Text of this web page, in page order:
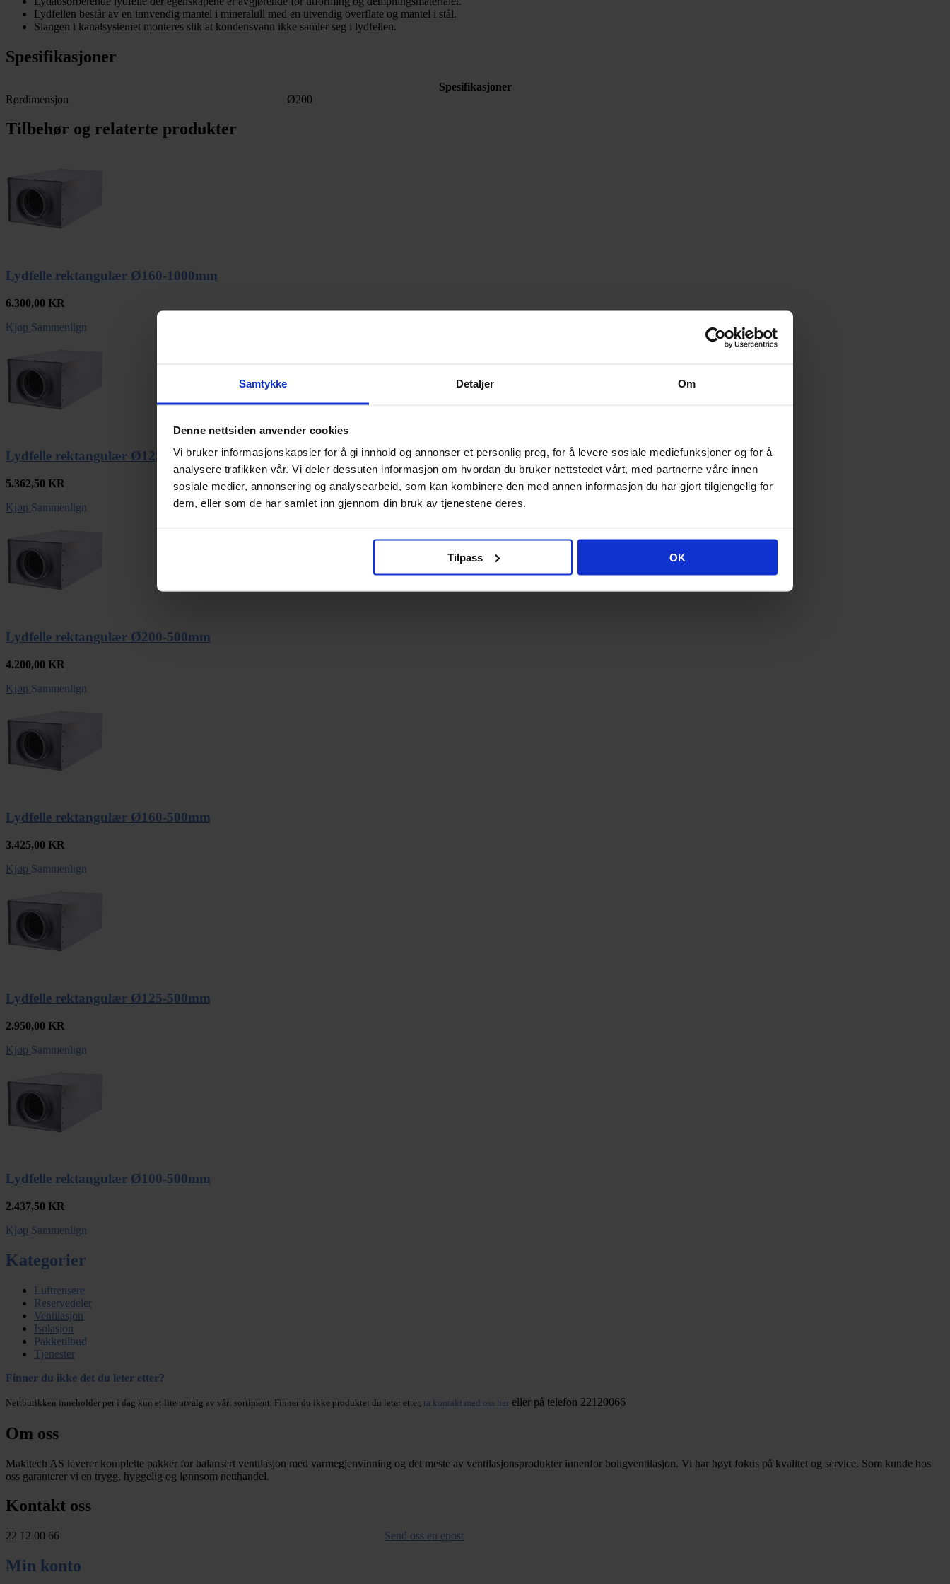
Samtykke Detaljer Om
Denne nettsiden anvender cookies
Vi bruker informasjonskapsler for å gi innhold og annonser et personlig preg, for å levere sosiale mediefunksjoner og for å
analysere trafikken vår. Vi deler dessuten informasjon om hvordan du bruker nettstedet vårt, med partnerne våre innen
sosiale medier, annonsering og analysearbeid, som kan kombinere den med annen informasjon du har gjort tilgjengelig for
dem, eller som de har samlet inn gjennom din bruk av tjenestene deres.
Tilpass OK
Lydfellen består av en innvendig mantel i mineralull med en utvendig overflate og mantel i stål.
Slangen i kanalsystemet monteres slik at kondensvann ikke samler seg i lydfellen.
Spesifikasjoner
Spesifikasjoner
Rørdimensjon
Ø200
Tilbehør og relaterte produkter
Lydfelle rektangulær Ø160-1000mm
6.300,00 KR
Kjøp Sammenlign
Lydfelle rektangulær Ø125-1000mm
5.362,50 KR
Kjøp Sammenlign
Lydfelle rektangulær Ø200-500mm
4.200,00 KR
Kjøp Sammenlign
Lydfelle rektangulær Ø160-500mm
3.425,00 KR
Kjøp Sammenlign
Lydfelle rektangulær Ø125-500mm
2.950,00 KR
Kjøp Sammenlign
Lydfelle rektangulær Ø100-500mm
2.437,50 KR
Kjøp Sammenlign
Kategorier
Luftrensere
Reservedeler
Ventilasjon
Isolasjon
Pakketilbud
Tjenester
Finner du ikke det du leter etter?
Nettbutikken inneholder per i dag kun et lite utvalg av vårt sortiment. Finner du ikke produktet du leter etter, ta kontakt med oss her eller på telefon 22120066
Om oss
Makitech AS leverer komplette pakker for balansert ventilasjon med varmegjenvinning og det meste av ventilasjonsprodukter innenfor boligventilasjon. Vi har høyt fokus på kvalitet og service. Som kunde hos
oss garanterer vi en trygg, hyggelig og lønnsom netthandel.
Kontakt oss
22 12 00 66 Send oss en epost
Min konto